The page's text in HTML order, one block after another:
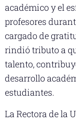
académico y el
profesores
cargado de
rindió tributo a
talento,
desarrollo
estudiantes.
La Rectora de la